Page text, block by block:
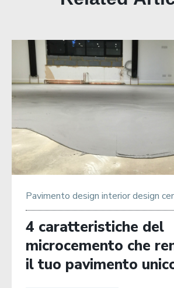
Pavimento design interior design
4 caratteristiche del
microcemento che
il tuo pavimento